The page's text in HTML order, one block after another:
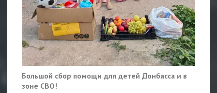
Большой сбор помощи для детей Донбасса и в
зоне СВО!